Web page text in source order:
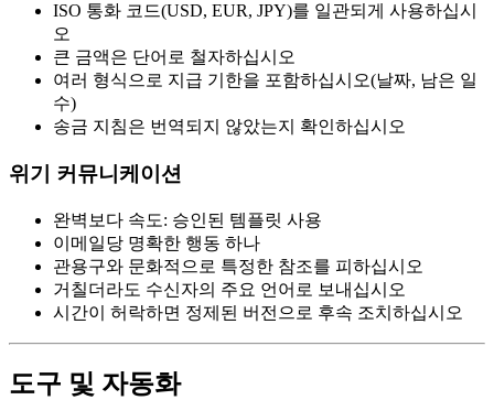
ISO 통화 코드(USD, EUR, JPY)를 일관되게 사용하십시
오
큰 금액은 단어로 철자하십시오
여러 형식으로 지급 기한을 포함하십시오(날짜, 남은 일
수)
송금 지침은 번역되지 않았는지 확인하십시오
위기 커뮤니케이션
완벽보다 속도: 승인된 템플릿 사용
이메일당 명확한 행동 하나
관용구와 문화적으로 특정한 참조를 피하십시오
거칠더라도 수신자의 주요 언어로 보내십시오
시간이 허락하면 정제된 버전으로 후속 조치하십시오
도구 및 자동화